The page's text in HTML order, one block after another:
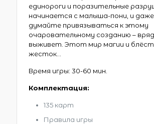
единороги и поразительные
начинается с малыша-пони, и
думайте привязываться к этому
очаровательному созданию –
выживет. Этот мир магии и
жесток…
Время игры: 30-60 мин.
Комплектация:
135 карт
Правила игры